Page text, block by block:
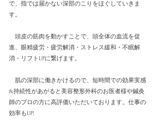
で、指では届かない深部のこりをほぐしていきま
す。
頭皮の筋肉を動かすことで、頭全体の血流を促
進、眼精疲労・疲労解消・ストレス緩和・不眠解
消・リフトUPに繋げます。
肌の深部に働きかけるので、短時間での効果実感
&持続性があがると美容整形外科のお医者様や鍼灸
師のプロの方に高評価いただいております。仕事の
効率もUP!